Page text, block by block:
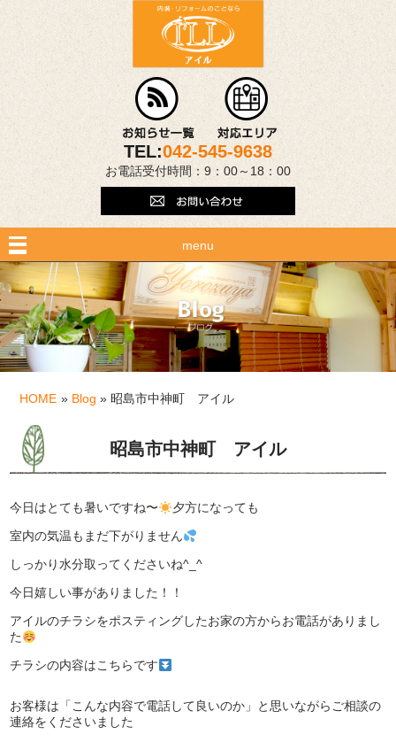
TEL:042-545-9638
お電話受付時間：9：00～18：00
menu
HOME » Blog » 昭島市中神町 アイル
昭島市中神町 アイル
今日はとても暑いですね〜
夕方になっても
室内の気温もまだ下がりません
しっかり水分取ってくださいね^_^
今日嬉しい事がありました！！
アイルのチラシをポスティングしたお家の方からお電話がありまし
た
チラシの内容はこちらです
お客様は「こんな内容で電話して良いのか」と思いながらご相談の
連絡をくださいました